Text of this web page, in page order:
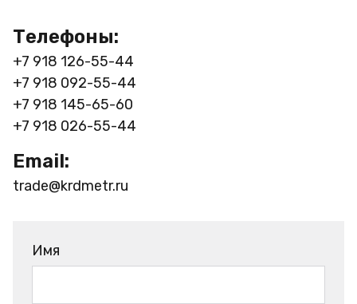
Телефоны:
+7 918 126-55-44
+7 918 092-55-44
+7 918 145-65-60
+7 918 026-55-44
Email:
trade@krdmetr.ru
Имя